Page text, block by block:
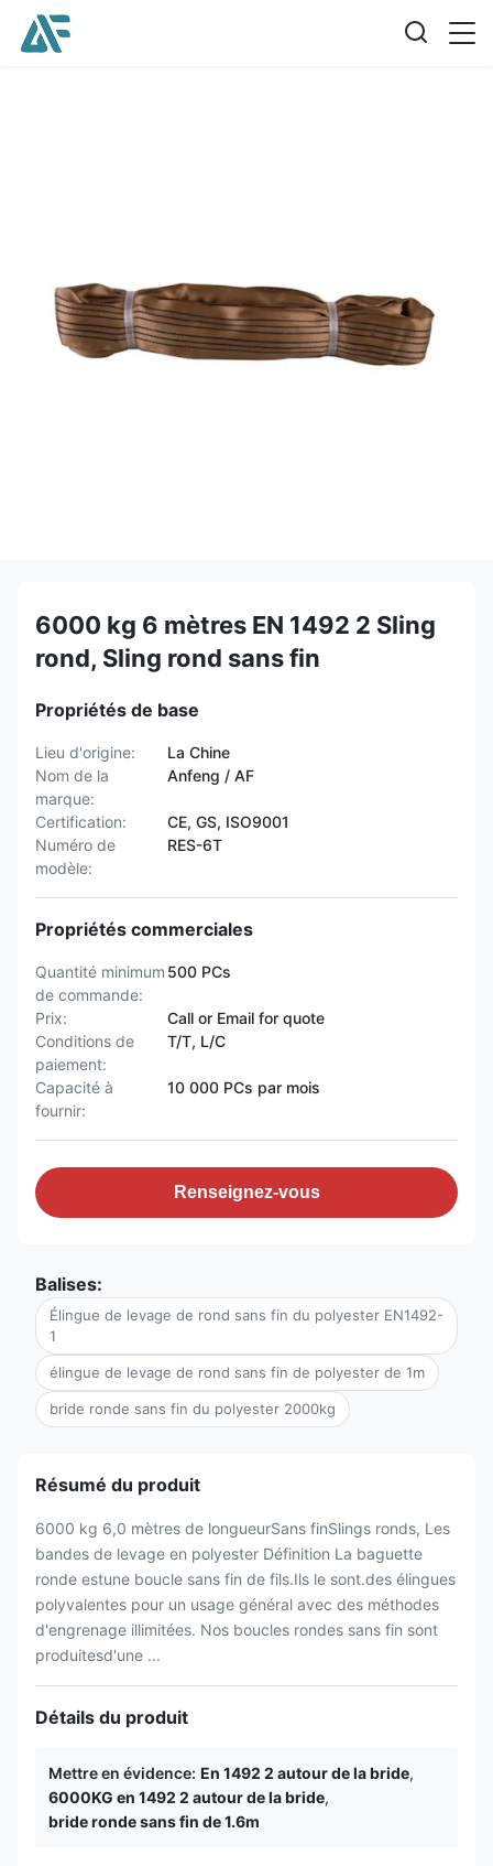
6000 kg 6 mètres EN 1492 2 Sling
rond, Sling rond sans fin
Propriétés de base
Lieu d'origine:
La Chine
Nom de la
marque:
Anfeng / AF
Certification:
CE, GS, ISO9001
Numéro de
modèle:
RES-6T
Propriétés commerciales
Quantité minimum
de commande:
500 PCs
Prix:
Call or Email for quote
Conditions de
paiement:
T/T, L/C
Capacité à
fournir:
10 000 PCs par mois
Renseignez-vous
Balises:
Élingue de levage de rond sans fin du polyester EN1492-
1
élingue de levage de rond sans fin de polyester de 1m
bride ronde sans fin du polyester 2000kg
Résumé du produit
6000 kg 6,0 mètres de longueurSans finSlings ronds, Les
bandes de levage en polyester Définition La baguette
ronde estune boucle sans fin de fils.Ils le sont.des élingues
polyvalentes pour un usage général avec des méthodes
d'engrenage illimitées. Nos boucles rondes sans fin sont
produitesd'une ...
Détails du produit
Mettre en évidence: En 1492 2 autour de la bride,
6000KG en 1492 2 autour de la bride,
bride ronde sans fin de 1.6m